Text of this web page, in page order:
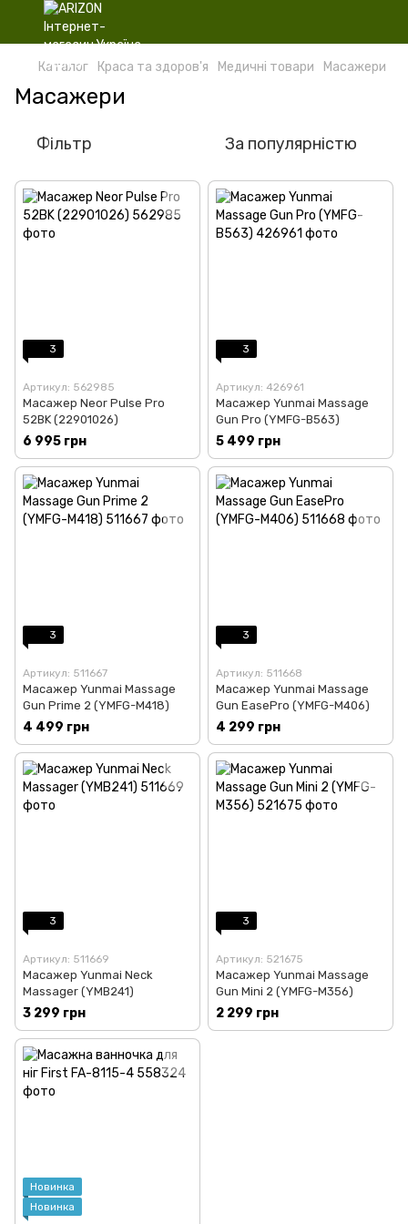
Каталог Краса та здоров'я Медичні товари Масажери
Масажери
Фільтр За популярністю
3
Артикул: 562985
Масажер Neor Pulse Pro
52BK (22901026)
6 995 грн
3
Артикул: 426961
Масажер Yunmai Massage
Gun Pro (YMFG-B563)
5 499 грн
3
Артикул: 511667
Масажер Yunmai Massage
Gun Prime 2 (YMFG-M418)
4 499 грн
3
Артикул: 511668
Масажер Yunmai Massage
Gun EasePro (YMFG-M406)
4 299 грн
3
Артикул: 511669
Масажер Yunmai Neck
Massager (YMB241)
3 299 грн
3
Артикул: 521675
Масажер Yunmai Massage
Gun Mini 2 (YMFG-M356)
2 299 грн
Новинка
Новинка